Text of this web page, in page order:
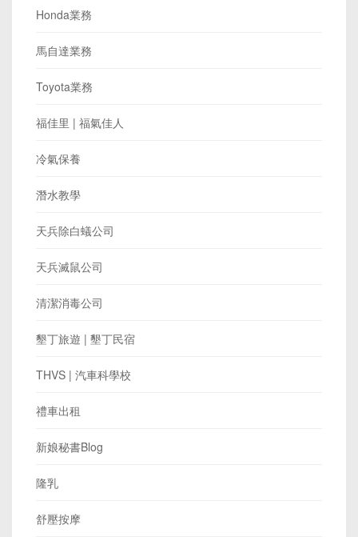
Honda業務
馬自達業務
Toyota業務
福佳里 | 福氣佳人
冷氣保養
潛水教學
天兵除白蟻公司
天兵滅鼠公司
清潔消毒公司
墾丁旅遊 | 墾丁民宿
THVS | 汽車科學校
禮車出租
新娘秘書Blog
隆乳
舒壓按摩